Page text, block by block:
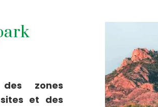
zones
et des